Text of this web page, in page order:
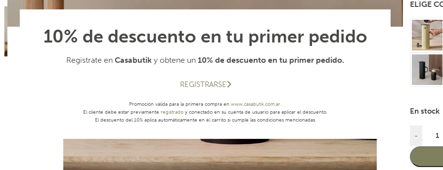
10% de descuento en tu primer pedido
Registrate en Casabutik y obtene un 10% de descuento en tu primer pedido.
REGISTRARSE
Promoción válida para la primera compra en www.casabutik.com.ar.
El cliente debe estar previamente registrado y conectado en su cuenta de usuario para aplicar el descuento.
El descuento del 10% aplica automáticamente en el carrito si cumple las condiciones mencionadas.
ELIGE
En stock
-